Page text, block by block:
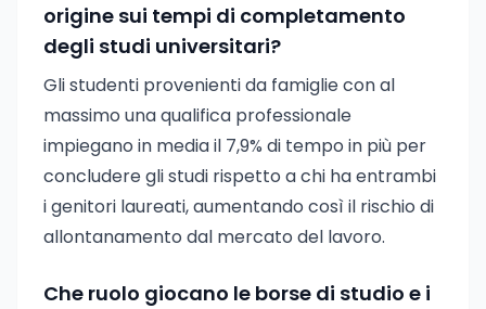
origine sui tempi di completamento
degli studi universitari?
Gli studenti provenienti da famiglie con al
massimo una qualifica professionale
impiegano in media il 7,9% di tempo in più per
concludere gli studi rispetto a chi ha entrambi
i genitori laureati, aumentando così il rischio di
allontanamento dal mercato del lavoro.
Che ruolo giocano le borse di studio e i